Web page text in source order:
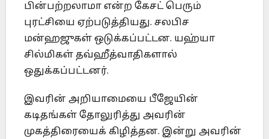
பின்பற்றலாமா என்ற கேசட் பெரும்
புரட்சியை ஏற்படுத்தியது. சலபிச
மன்ஹஜுகள் ஒடுக்கப்பட்டன. யஹ்யா
சில்மிகள் தவ்ஹீத்வாதிகளால்
ஒதுக்கப்பட்டனர்.
இவரின் அறியாமையை பீஜேயின்
கடிதங்கள் தோலுரித்து அவரின்
முகத்திரையைக் கிழித்தன. இன்று அவரின்